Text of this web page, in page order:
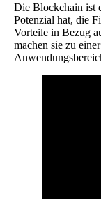
Die Blockchain ist
Potenzial hat, die
Vorteile in Bezug
machen sie zu